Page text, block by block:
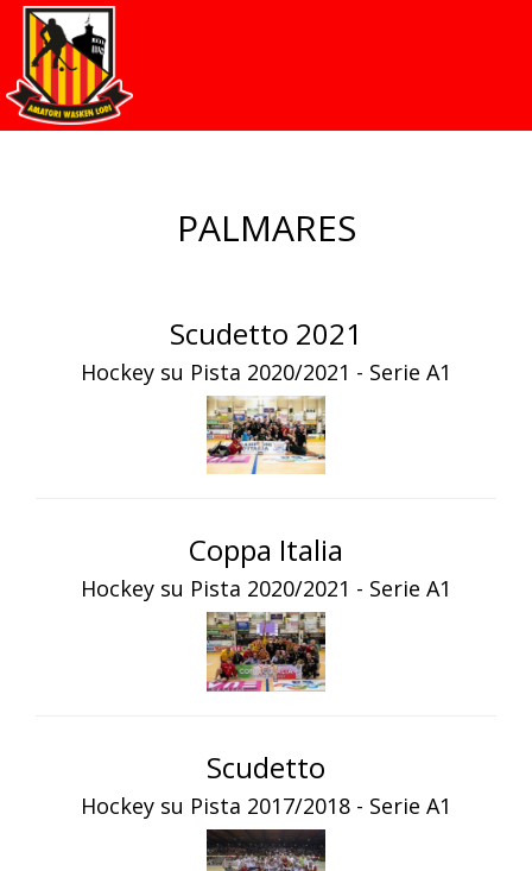
PALMARES
Scudetto 2021
Hockey su Pista 2020/2021 - Serie A1
Coppa Italia
Hockey su Pista 2020/2021 - Serie A1
Scudetto
Hockey su Pista 2017/2018 - Serie A1